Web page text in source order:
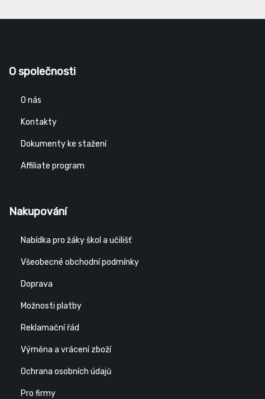
O společnosti
O nás
Kontakty
Dokumenty ke stažení
Affiliate program
Nakupování
Nabídka pro žáky škol a učilišť
Všeobecné obchodní podmínky
Doprava
Možnosti platby
Reklamační řád
Výměna a vrácení zboží
Ochrana osobních údajů
Pro firmy